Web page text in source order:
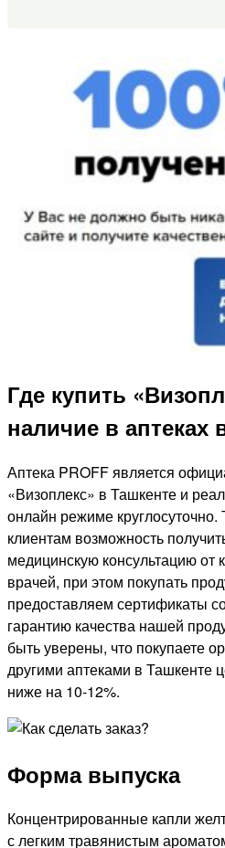
Где купить
наличие в аптеках
Аптека PROFF является
«Визоплекс» в Ташкенте и
онлайн режиме
клиентам возможность
медицинскую консультацию
врачей, при этом покупать
предоставляем сертификаты
гарантию качества нашей
быть уверены, что покупаете
другими аптеками в Ташкенте
ниже на 10-12%.
Форма выпуска
Концентрированные капли
с легким травянистым